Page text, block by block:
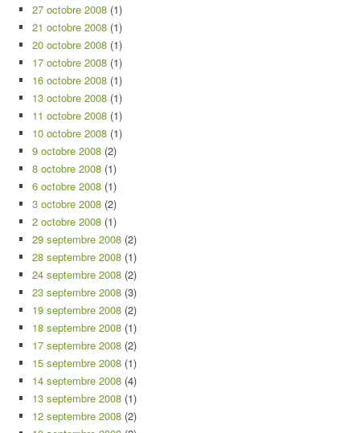
27 octobre 2008 (1)
21 octobre 2008 (1)
20 octobre 2008 (1)
17 octobre 2008 (1)
16 octobre 2008 (1)
13 octobre 2008 (1)
11 octobre 2008 (1)
10 octobre 2008 (1)
9 octobre 2008 (2)
8 octobre 2008 (1)
6 octobre 2008 (1)
3 octobre 2008 (2)
2 octobre 2008 (1)
29 septembre 2008 (2)
28 septembre 2008 (1)
24 septembre 2008 (2)
23 septembre 2008 (3)
19 septembre 2008 (2)
18 septembre 2008 (1)
17 septembre 2008 (2)
15 septembre 2008 (1)
14 septembre 2008 (4)
13 septembre 2008 (1)
12 septembre 2008 (2)